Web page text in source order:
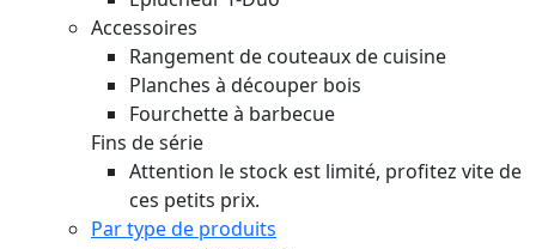
Accessoires
Rangement de couteaux de cuisine
Planches à découper bois
Fourchette à barbecue
Fins de série
Attention le stock est limité, profitez vite de
ces petits prix.
Par type de produits